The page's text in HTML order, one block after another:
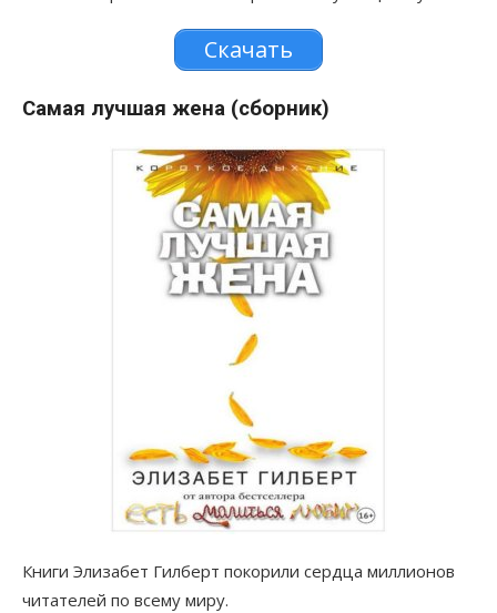
Скачать
Самая лучшая жена (сборник)
Книги Элизабет Гилберт покорили сердца миллионов
читателей по всему миру.